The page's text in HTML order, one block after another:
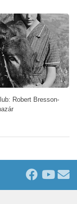
Robert Bresson-